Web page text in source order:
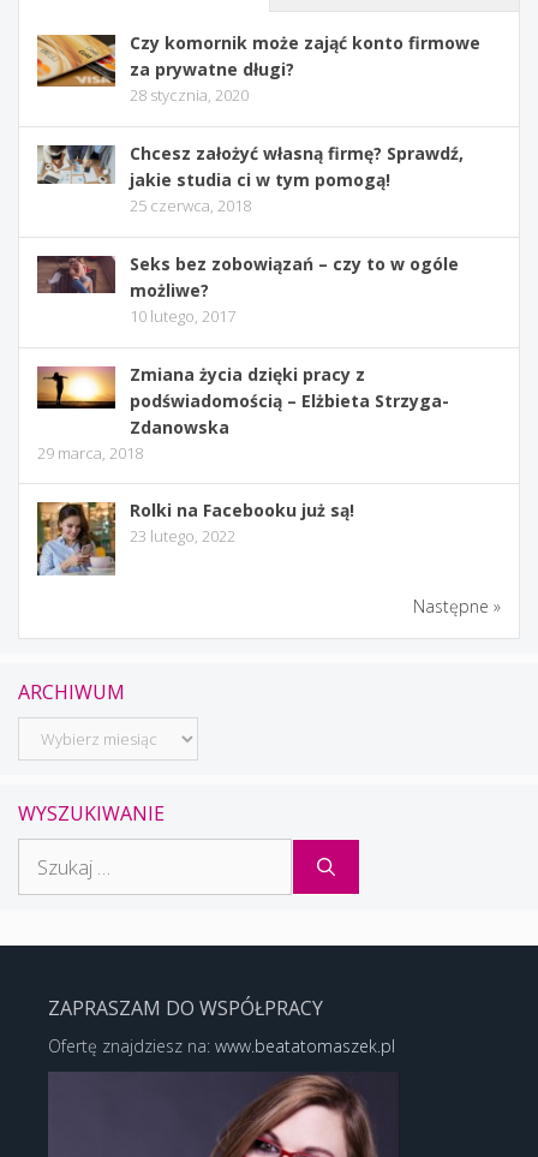
Czy komornik może zająć konto firmowe
za prywatne długi?
28 stycznia, 2020
Chcesz założyć własną firmę? Sprawdź,
jakie studia ci w tym pomogą!
25 czerwca, 2018
Seks bez zobowiązań – czy to w ogóle
możliwe?
10 lutego, 2017
Zmiana życia dzięki pracy z
podświadomością – Elżbieta Strzyga-
Zdanowska
29 marca, 2018
Rolki na Facebooku już są!
23 lutego, 2022
Następne »
ARCHIWUM
Archiwum
WYSZUKIWANIE
ZAPRASZAM DO WSPÓŁPRACY
Ofertę znajdziesz na: www.beatatomaszek.pl